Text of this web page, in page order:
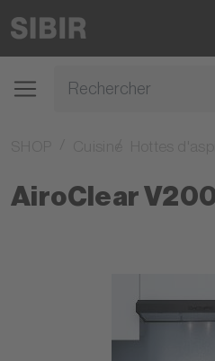
AiroClear